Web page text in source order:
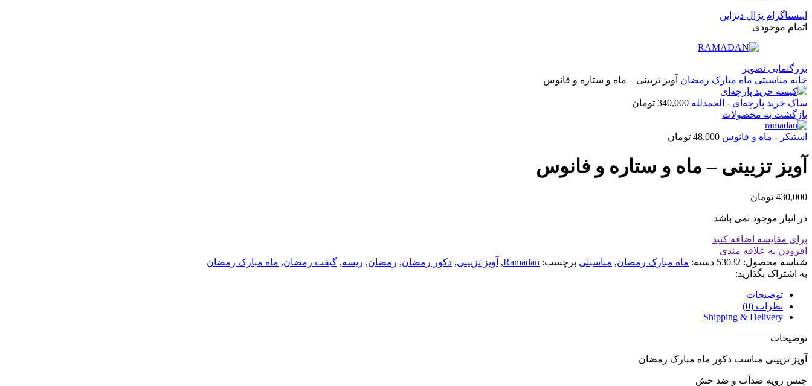
اینستاگرام پژال دیزاین
اتمام موجودی
بزرگنمایی تصویر
خانه مناسبتی ماه مبارک رمضان آویز تزیینی – ماه و ستاره و فانوس
ساک خرید پارچه‌ای - الحمدلله 340,000 تومان
بازگشت به محصولات
استیکر - ماه و فانوس 48,000 تومان
آویز تزیینی – ماه و ستاره و فانوس
430,000 تومان
در انبار موجود نمی باشد
برای مقایسه اضافه کنید
افزودن به علاقه مندی
شناسه محصول: 53032 دسته: ماه مبارک رمضان, مناسبتی برچسب: Ramadan
, آویز تزیینی, دکور رمضان, رمضان, ریسه, گیفت رمضان, ماه مبارک رمضان
به اشتراک بگذارید:
توضیحات
نظرات (0)
Shipping & Delivery
توضیحات
آویز تزیینی مناسب دکور ماه مبارک رمضان
جنس رویه ضدآب و ضد خش